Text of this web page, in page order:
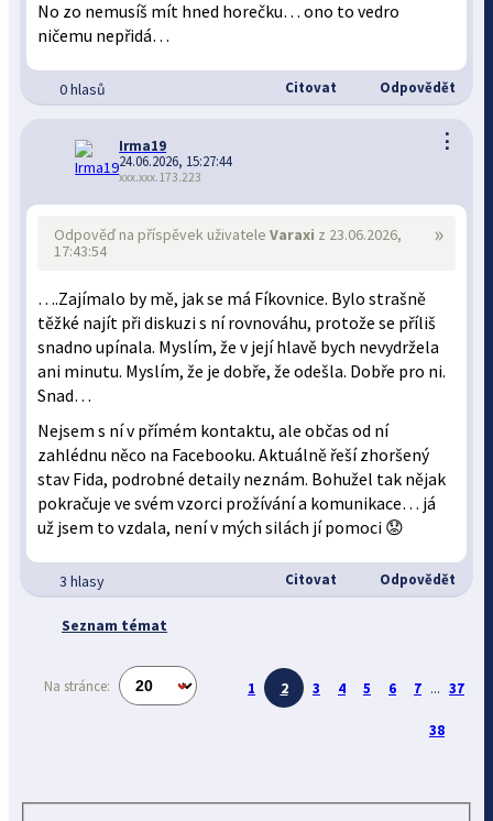
No zo nemusíš mít hned horečku… ono to vedro
ničemu nepřidá…
0 hlasů Citovat Odpovědět
⋮
Irma19
24.06.2026, 15:27:44
xxx.xxx.173.223
»
Odpověď na příspěvek uživateleVaraxi z 23.06.2026,
17:43:54
….Zajímalo by mě, jak se má Fíkovnice. Bylo strašně
těžké najít při diskuzi s ní rovnováhu, protože se příliš
snadno upínala. Myslím, že v její hlavě bych nevydržela
ani minutu. Myslím, že je dobře, že odešla. Dobře pro ni.
Snad…
Nejsem s ní v přímém kontaktu, ale občas od ní
zahlédnu něco na Facebooku. Aktuálně řeší zhoršený
stav Fida, podrobné detaily neznám. Bohužel tak nějak
pokračuje ve svém vzorci prožívání a komunikace… já
už jsem to vzdala, není v mých silách jí pomoci 😟
3 hlasy Citovat Odpovědět
Seznam témat
Na stránce: 1 2 3 4 5 6 7 ... 37
38